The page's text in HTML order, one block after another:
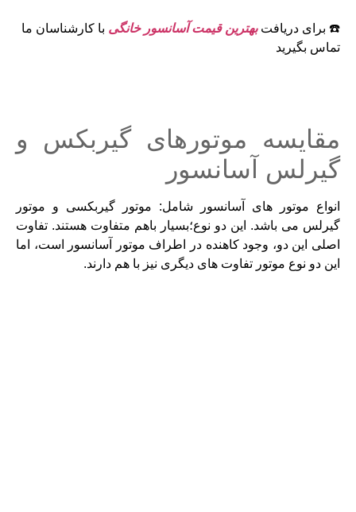
☎️ برای دریافتبهترین قیمت آسانسور خانگی با کارشناسان ما
تماس بگیرید
مقایسه موتورهای گیربکس و
گیرلس آسانسور
انواع موتور های آسانسور شامل: موتور گیربکسی و موتور
گیرلس می باشد. این دو نوع؛بسیار باهم متفاوت هستند. تفاوت
اصلی این دو، وجود کاهنده در اطراف موتور آسانسور است، اما
این دو نوع موتور تفاوت های دیگری نیز با هم دارند.